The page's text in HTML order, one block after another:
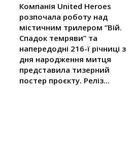
Компанія United Heroes
розпочала роботу над
містичним трилером “Вій.
Спадок темряви” та
напередодні 216-ї річниці з
дня народження митця
представила тизерний
постер проєкту. Реліз...